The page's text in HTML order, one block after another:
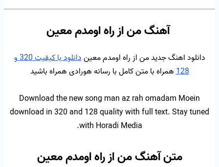
آهنگ من از راه اومدم معین
دانلود اهنگ جدید من از راه اومدم معین
دانلود با کیفیت 320 و
128همراه با متن کامل با رسانه هورادی همراه باشید
Download the new song man az rah omadam Moein
download in 320 and 128 quality with full text. Stay tuned
with Horadi Media.
متن آهنگ من از راه اومدم معین